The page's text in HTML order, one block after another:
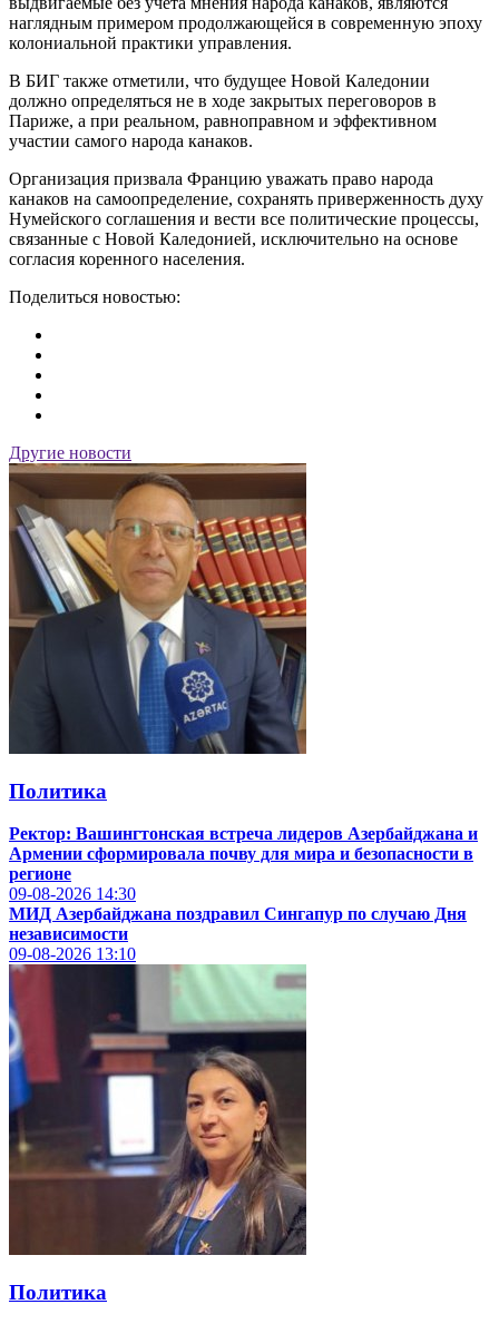
наглядным примером продолжающейся в современную эпоху
колониальной практики управления.
В БИГ также отметили, что будущее Новой Каледонии
должно определяться не в ходе закрытых переговоров в
Париже, а при реальном, равноправном и эффективном
участии самого народа канаков.
Организация призвала Францию уважать право народа
канаков на самоопределение, сохранять приверженность духу
Нумейского соглашения и вести все политические процессы,
связанные с Новой Каледонией, исключительно на основе
согласия коренного населения.
Поделиться новостью:
Другие новости
Политика
Ректор: Вашингтонская встреча лидеров Азербайджана и
Армении сформировала почву для мира и безопасности в
регионе
09-08-2026 14:30
МИД Азербайджана поздравил Сингапур по случаю Дня
независимости
09-08-2026 13:10
Политика